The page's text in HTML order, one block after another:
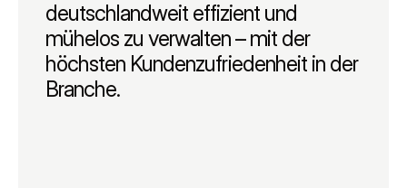
deutschlandweit effizient und
mühelos zu verwalten – mit der
höchsten Kundenzufriedenheit in der
Branche.